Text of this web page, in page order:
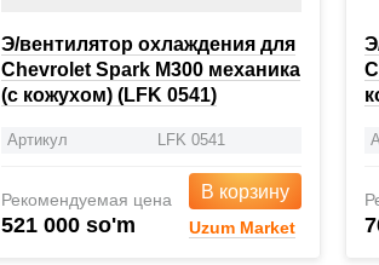
Э/вентилятор охлаждения для
Chevrolet Spark M300 механика
(с кожухом) (LFK 0541)
Артикул LFK 0541
Рекомендуемая цена
521 000 so'm
В корзину
Uzum Market